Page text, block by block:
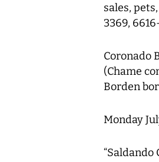
sales,
3369,
Coronado
(Chame
Borden
Monday
“Saldando